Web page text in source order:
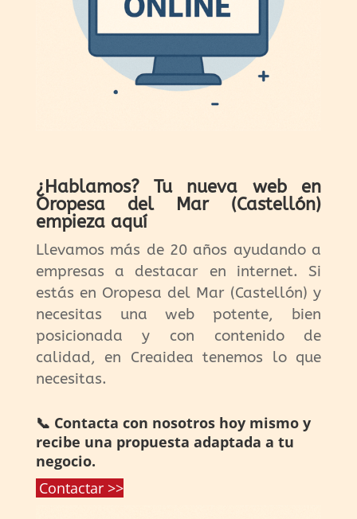
¿Hablamos? Tu nueva web en
Oropesa del Mar (Castellón)
empieza aquí
Llevamos más de 20 años ayudando a
empresas a destacar en internet. Si
estás en Oropesa del Mar (Castellón) y
necesitas una web potente, bien
posicionada y con contenido de
calidad, en Creaidea tenemos lo que
necesitas.
📞 Contacta con nosotros hoy mismo y
recibe una propuesta adaptada a tu
negocio.
Contactar >>